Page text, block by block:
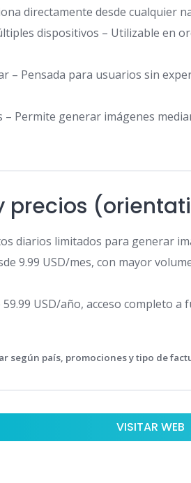
directamente desde cualquier
dispositivos – Utilizable en
– Pensada para usuarios sin
– Permite generar imágenes
precios
diarios limitados para generar
9.99 USD/mes, con mayor
USD/año, acceso completo
según país, promociones y tipo de
VISITAR WEB